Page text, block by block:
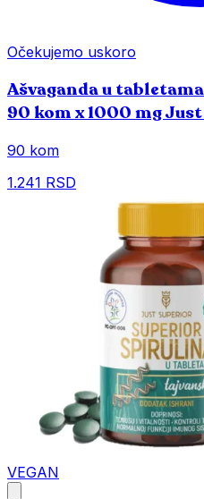
Očekujemo uskoro
Ašvaganda u
90 kom x 1000 mg
90 kom
1.241 RSD
VEGAN